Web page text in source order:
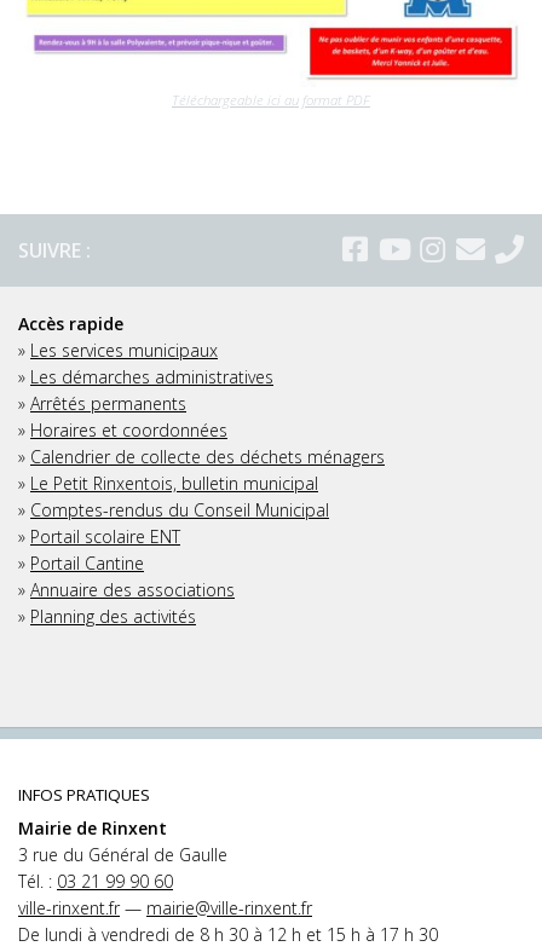
Téléchargeable ici au format PDF
SUIVRE :
Accès rapide
» Les services municipaux
» Les démarches administratives
» Arrêtés permanents
» Horaires et coordonnées
» Calendrier de collecte des déchets ménagers
» Le Petit Rinxentois, bulletin municipal
» Comptes-rendus du Conseil Municipal
» Portail scolaire ENT
» Portail Cantine
» Annuaire des associations
» Planning des activités
INFOS PRATIQUES
Mairie de Rinxent
3 rue du Général de Gaulle
Tél. : 03 21 99 90 60
ville-rinxent.fr— mairie@ville-rinxent.fr
De lundi à vendredi de 8 h 30 à 12 h et 15 h à 17 h 30